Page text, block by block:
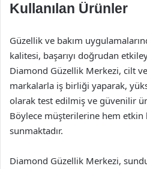
Kullanılan Ürünler
Güzellik ve bakım
kalitesi, başarıyı doğrudan
Diamond Güzellik Merkezi, cilt
markalarla iş birliği yaparak,
olarak test edilmiş ve güvenilir
Böylece müşterilerine hem etkin
sunmaktadır.
Diamond Güzellik Merkezi,